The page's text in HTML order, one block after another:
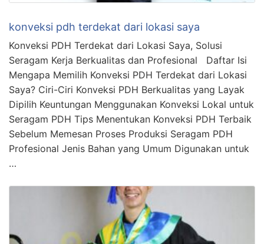
konveksi pdh terdekat dari lokasi saya
Konveksi PDH Terdekat dari Lokasi Saya, Solusi
Seragam Kerja Berkualitas dan Profesional Daftar Isi
Mengapa Memilih Konveksi PDH Terdekat dari Lokasi
Saya? Ciri-Ciri Konveksi PDH Berkualitas yang Layak
Dipilih Keuntungan Menggunakan Konveksi Lokal untuk
Seragam PDH Tips Menentukan Konveksi PDH Terbaik
Sebelum Memesan Proses Produksi Seragam PDH
Profesional Jenis Bahan yang Umum Digunakan untuk
…